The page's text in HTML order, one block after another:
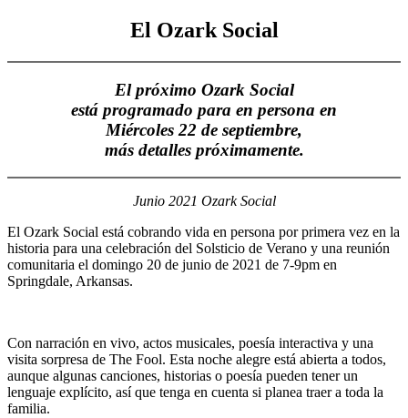
El Ozark Social
El próximo Ozark Social
está programado para en persona en
Miércoles 22 de septiembre,
más detalles próximamente.
Junio 2021 Ozark Social
El Ozark Social está cobrando vida en persona por primera vez en la
historia para una celebración del Solsticio de Verano y una reunión
comunitaria el domingo 20 de junio de 2021 de 7-9pm en
Springdale, Arkansas.
Con narración en vivo, actos musicales, poesía interactiva y una
visita sorpresa de The Fool. Esta noche alegre está abierta a todos,
aunque algunas canciones, historias o poesía pueden tener un
lenguaje explícito, así que tenga en cuenta si planea traer a toda la
familia.